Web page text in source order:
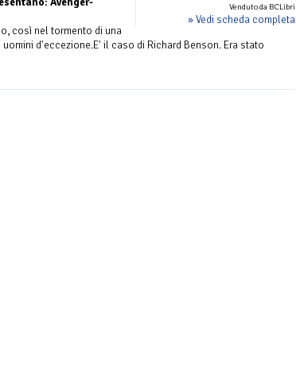
Venduto da BCLibri
» Vedi scheda completa
così nel tormento di una
d'eccezione.E' il caso di Richard Benson. Era stato